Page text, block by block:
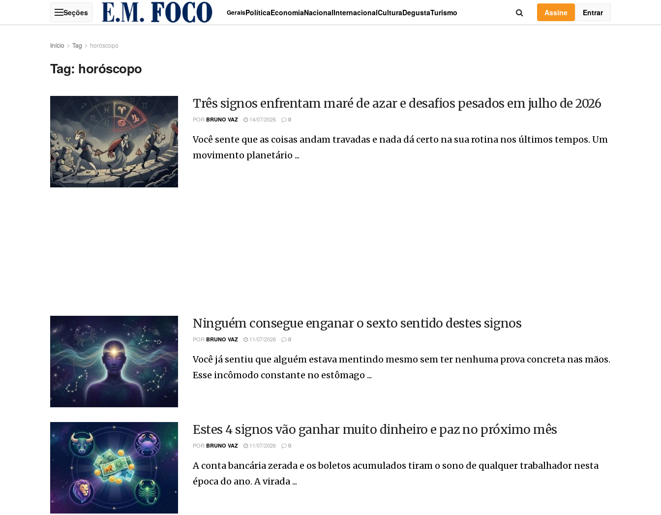
GeraisPolíticaEconomiaNacionalInternacionalCulturaDegustaTurismo Assine Entrar
Início Tag horóscopo
Tag: horóscopo
Três signos enfrentam maré de azar e desafios pesados em julho de 2026
POR BRUNO VAZ 14/07/2026 0
Você sente que as coisas andam travadas e nada dá certo na sua rotina nos últimos tempos. Um
movimento planetário ...
Ninguém consegue enganar o sexto sentido destes signos
POR BRUNO VAZ 11/07/2026 0
Você já sentiu que alguém estava mentindo mesmo sem ter nenhuma prova concreta nas mãos.
Esse incômodo constante no estômago ...
Estes 4 signos vão ganhar muito dinheiro e paz no próximo mês
POR BRUNO VAZ 11/07/2026 0
A conta bancária zerada e os boletos acumulados tiram o sono de qualquer trabalhador nesta
época do ano. A virada ...